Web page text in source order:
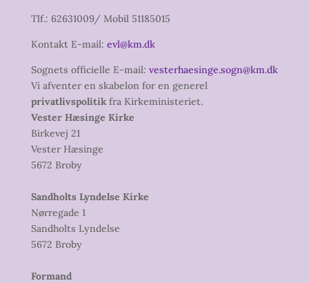
Tlf.: 62631009/ Mobil 51185015
Kontakt E-mail: evl@km.dk
Sognets officielle E-mail: vesterhaesinge.sogn@km.dk
Vi afventer en skabelon for en generel
privatlivspolitikfra Kirkeministeriet.
Vester Hæsinge Kirke
Birkevej 21
Vester Hæsinge
5672 Broby
Sandholts Lyndelse Kirke
Nørregade 1
Sandholts Lyndelse
5672 Broby
Formand